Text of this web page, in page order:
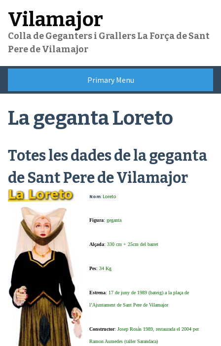
content
Vilamajor
Colla de Geganters i Grallers La Força de Sant
Pere de Vilamajor
Primary Menu
La geganta Loreto
Totes les dades de la geganta
de Sant Pere de Vilamajor
Nom: Loreto
Figura: geganta
Alçada: 330 cm + 25cm del barret
Pes: 34 Kg
Estrena: 17 de juny de 1989 (bateig) a la plaça de
l’Ajuntament de Sant Pere de Vilamajor
Constructor: Josep Rosàs 1989, restaurada el 2004 per
Ramon Aumedes (taller Sarandaca)